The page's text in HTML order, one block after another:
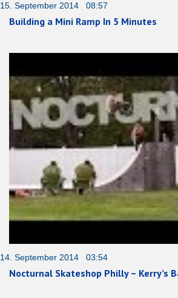
15. September 2014 08:57
Building a Mini Ramp In 5 Minutes
14. September 2014 03:54
Nocturnal Skateshop Philly – Kerry’s